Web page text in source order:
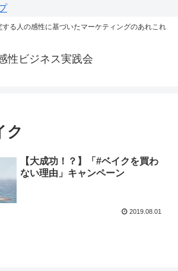
る人の感性に基づいたマーケティングのあれこれ
性ビジネス実践会
ク
【大成功！？】「#ベイクを買わ
ない理由」キャンペーン
2019.08.01